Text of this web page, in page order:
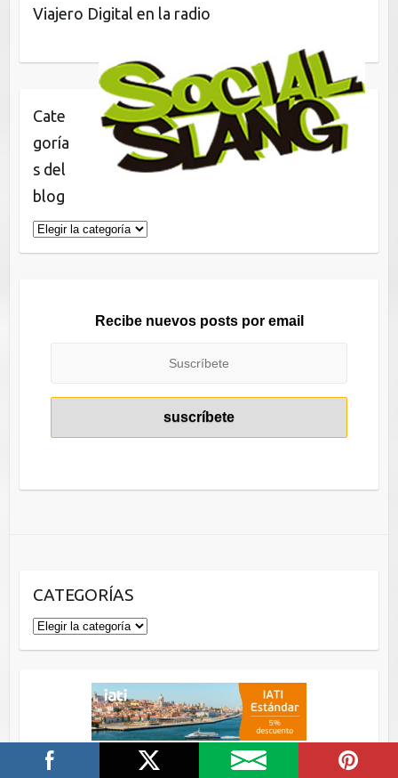
Viajero Digital en la radio
Cate
goría
s del
blog
Categorías
Recibe nuevos posts por email
CATEGORÍAS
Categorías